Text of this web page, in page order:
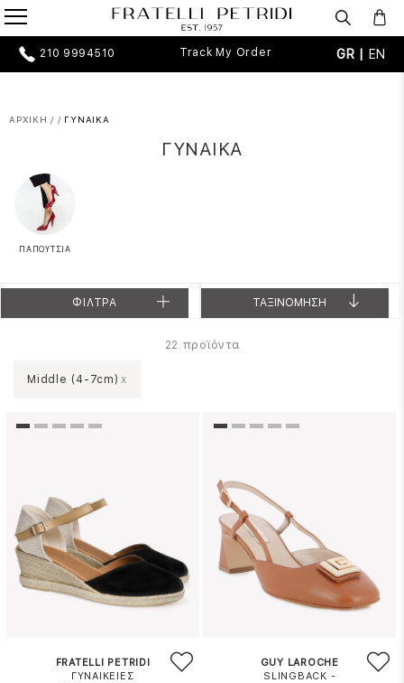
210 9994510 Track My Order GR | EN
ΑΡΧΙΚΗ / / ΓΥΝΑΙΚΑ
ΓΥΝΑΙΚΑ
ΠΑΠΟΥΤΣΙΑ
ΦΙΛΤΡΑ ΤΑΞΙΝΟΜΗΣΗ
22 προϊόντα
Middle (4-7cm) x
FRATELLI PETRIDI
ΓΥΝΑΙΚΕΙΕΣ
GUY LAROCHE
SLINGBACK -